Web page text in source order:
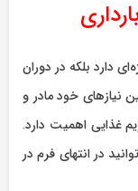
دارد بلکه در دوران
نیازهای خود مادر و
غذایی اهمیت دارد.
در انتهای فرم در